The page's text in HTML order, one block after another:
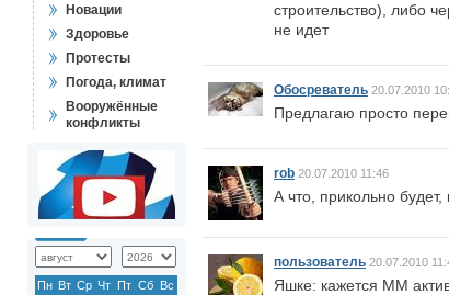
Новации
Здоровье
Протесты
Погода, климат
Вооружённые
конфликты
Пн Вт Ср Чт Пт Сб Вс
строительство), либо
не идет
Обосреватель 20.07.2010
Предлагаю просто
rob 20.07.2010 11:46
А что, прикольно
пользователь 20.07.2010
Яшке: кажется ММ